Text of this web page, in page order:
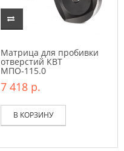
Матрица для пробивки
отверстий КВТ
МПО-115.0
7 418 р.
В КОРЗИНУ